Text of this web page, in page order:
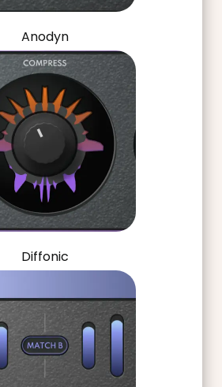
Anodyn
Diffonic